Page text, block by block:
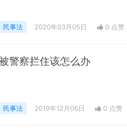
民事法 2020年03月05日 0 点赞
警察拦住该怎么办
民事法 2019年12月06日 0 点赞